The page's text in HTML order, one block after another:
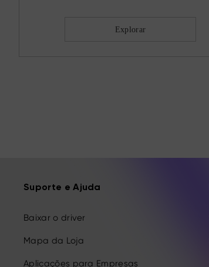
Explorar
Suporte e Ajuda
Baixar o driver
Mapa da Loja
Aplicações para Empresas